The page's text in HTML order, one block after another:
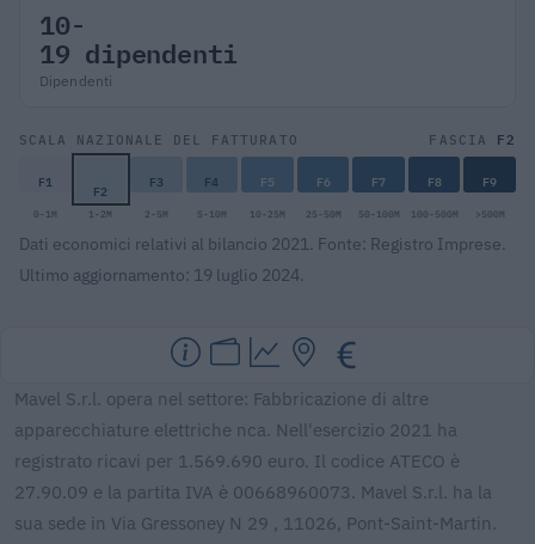
10-
19 dipendenti
Dipendenti
SCALA NAZIONALE DEL FATTURATO FASCIA F2
F1 F2 F3 F4 F5 F6 F7 F8 F9
0-1M 1-2M 2-5M 5-10M 10-25M 25-50M 50-100M 100-500M >500M
Dati economici relativi al bilancio 2021. Fonte: Registro Imprese.
Ultimo aggiornamento: 19 luglio 2024.
Mavel S.r.l. opera nel settore: Fabbricazione di altre
apparecchiature elettriche nca. Nell'esercizio 2021 ha
registrato ricavi per 1.569.690 euro. Il codice ATECO è
27.90.09 e la partita IVA è 00668960073. Mavel S.r.l. ha la
sua sede in Via Gressoney N 29 , 11026, Pont-Saint-Martin.